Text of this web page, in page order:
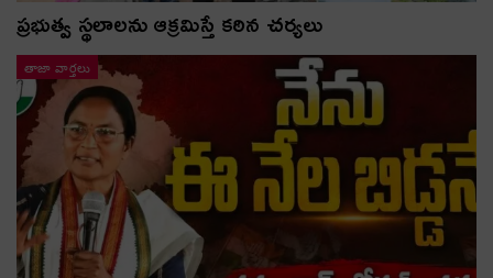
ప్రభుత్వ స్థలాలను ఆక్రమిస్తే కఠిన చర్యలు
తాజా వార్తలు